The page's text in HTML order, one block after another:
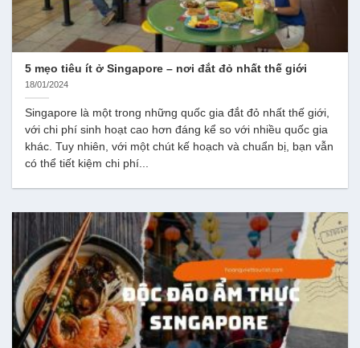
5 mẹo tiêu ít ở Singapore – nơi đắt đỏ nhất thế giới
18/01/2024
Singapore là một trong những quốc gia đắt đỏ nhất thế giới,
với chi phí sinh hoạt cao hơn đáng kể so với nhiều quốc gia
khác. Tuy nhiên, với một chút kế hoạch và chuẩn bị, bạn vẫn
có thể tiết kiệm chi phí...